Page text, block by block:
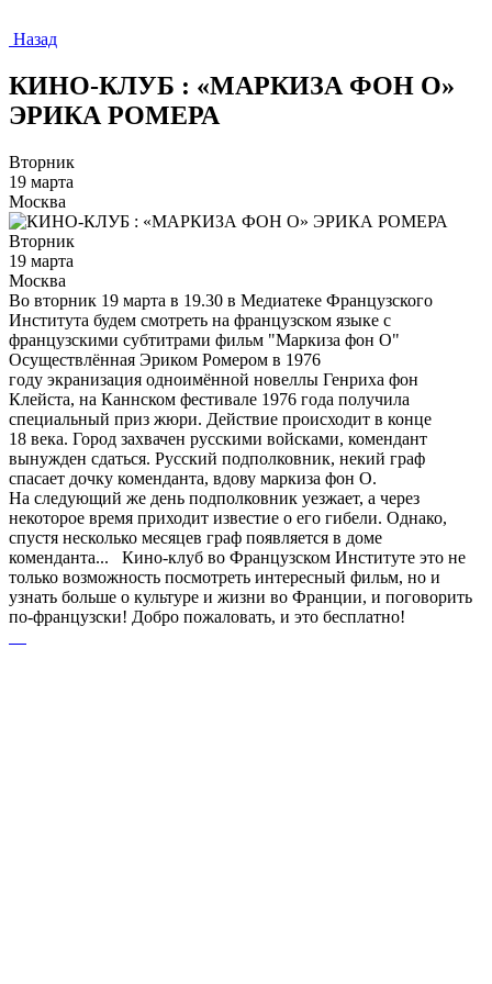
Назад
КИНО-КЛУБ : «МАРКИЗА ФОН О»
ЭРИКА РОМЕРА
Вторник
19 марта
Москва
Вторник
19 марта
Москва
Во вторник 19 марта в 19.30 в Медиатеке Французского
Института будем смотреть на французском языке с
французскими субтитрами фильм "Маркиза фон О"
Осуществлённая Эриком Ромером в 1976
году экранизация одноимённой новеллы Генриха фон
Клейста, на Каннском фестивале 1976 года получила
специальный приз жюри. Действие происходит в конце
18 века. Город захвачен русскими войсками, комендант
вынужден сдаться. Русский подполковник, некий граф
спасает дочку коменданта, вдову маркиза фон О.
На следующий же день подполковник уезжает, а через
некоторое время приходит известие о его гибели. Однако,
спустя несколько месяцев граф появляется в доме
коменданта... Кино-клуб во Французском Институте это не
только возможность посмотреть интересный фильм, но и
узнать больше о культуре и жизни во Франции, и поговорить
по-французски! Добро пожаловать, и это бесплатно!